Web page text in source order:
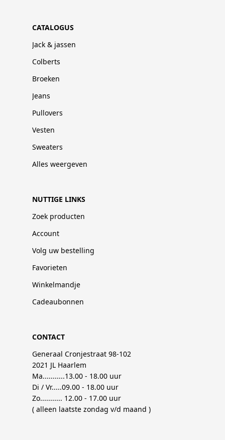
CATALOGUS
Jack & jassen
Colberts
Broeken
Jeans
Pullovers
Vesten
Sweaters
Alles weergeven
NUTTIGE LINKS
Zoek producten
Account
Volg uw bestelling
Favorieten
Winkelmandje
Cadeaubonnen
CONTACT
Generaal Cronjestraat 98-102
2021 JL Haarlem
Ma...........13.00 - 18.00 uur
Di / Vr.....09.00 - 18.00 uur
Zo........... 12.00 - 17.00 uur
( alleen laatste zondag v/d maand )